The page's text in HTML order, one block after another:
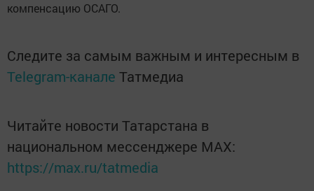
компенсацию ОСАГО.
Следите за самым важным и интересным в
Telegram-канале Татмедиа
Читайте новости Татарстана в
национальном мессенджере MАХ:
https://max.ru/tatmedia